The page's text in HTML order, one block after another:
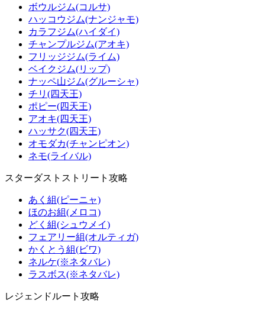
ボウルジム(コルサ)
ハッコウジム(ナンジャモ)
カラフジム(ハイダイ)
チャンプルジム(アオキ)
フリッジジム(ライム)
ベイクジム(リップ)
ナッペ山ジム(グルーシャ)
チリ(四天王)
ポピー(四天王)
アオキ(四天王)
ハッサク(四天王)
オモダカ(チャンピオン)
ネモ(ライバル)
スターダストストリート攻略
あく組(ピーニャ)
ほのお組(メロコ)
どく組(シュウメイ)
フェアリー組(オルティガ)
かくとう組(ビワ)
ネルケ(※ネタバレ)
ラスボス(※ネタバレ)
レジェンドルート攻略